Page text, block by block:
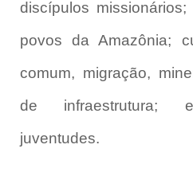
discípulos
povos da Amazônia;
comum, migração,
de infraestrutura;
juventudes.